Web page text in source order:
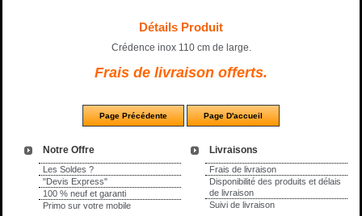
Notre Offre
Les Soldes ?
"Devis Express"
100 % neuf et garanti
Primo sur votre mobile
Livraisons
Frais de livraison
Disponibilité des produits et délais
de livraison
Suivi de livraison
Détails Produit
Crédence inox 110 cm de large.
Frais de livraison offerts.